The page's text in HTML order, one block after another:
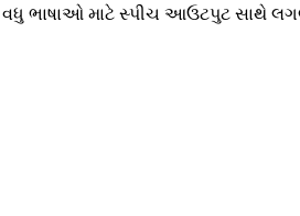
ભાષાઓ માટે સ્પીચ આઉટપુટ સાથે